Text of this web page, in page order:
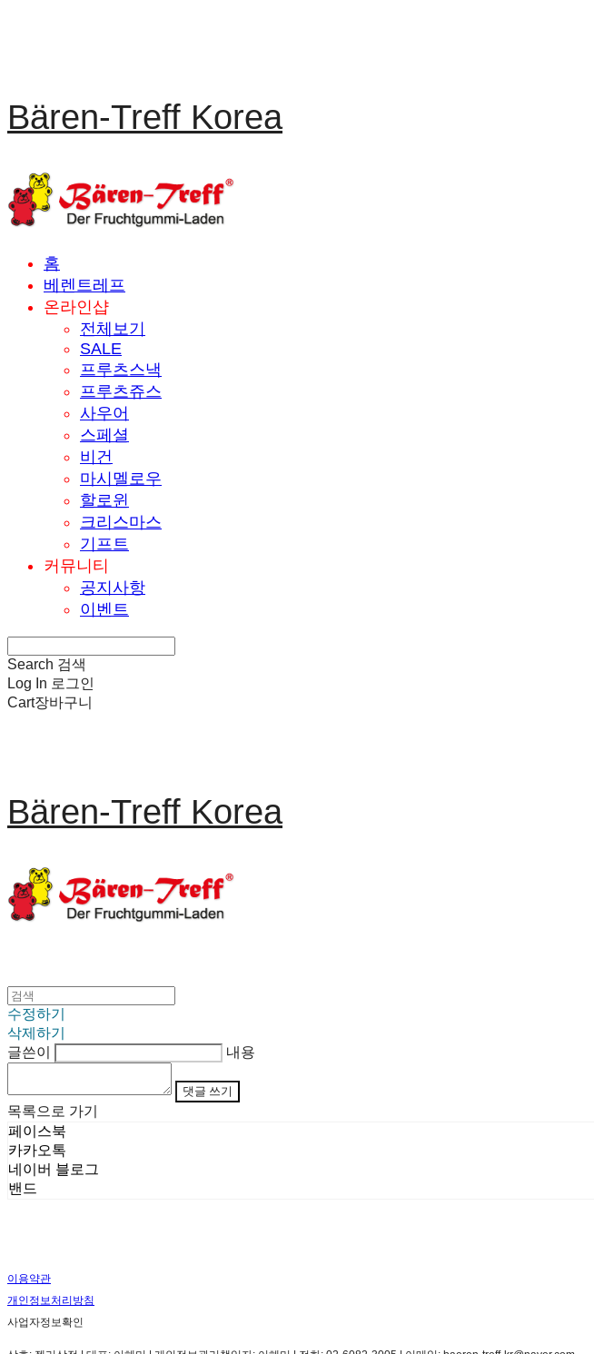
Bären-Treff Korea
홈
베렌트레프
온라인샵
전체보기
SALE
프루츠스낵
프루츠쥬스
사우어
스페셜
비건
마시멜로우
할로윈
크리스마스
기프트
커뮤니티
공지사항
이벤트
Search 검색
Log In 로그인
Cart장바구니
Bären-Treff Korea
수정하기
삭제하기
글쓴이
내용
댓글 쓰기
목록으로 가기
페이스북
카카오톡
네이버 블로그
밴드
이용약관
개인정보처리방침
사업자정보확인